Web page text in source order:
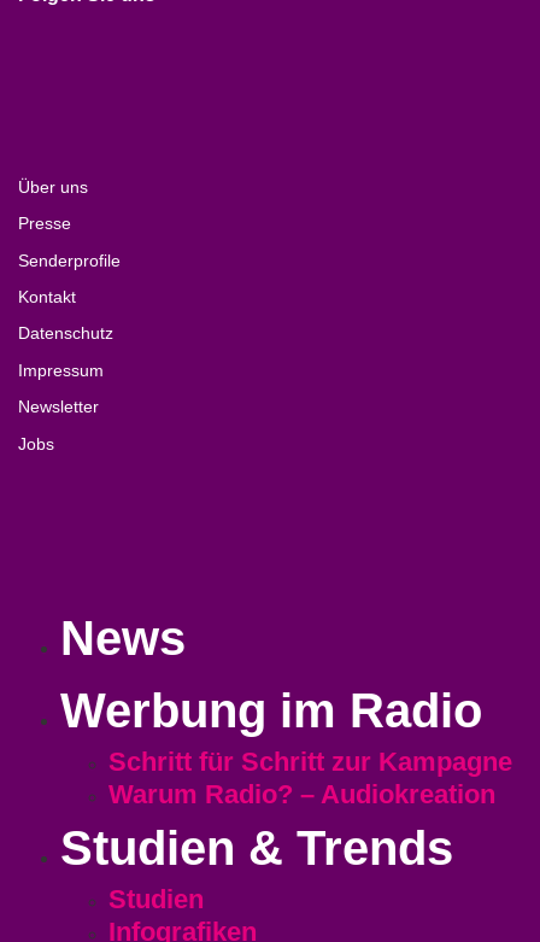
Über uns
Presse
Senderprofile
Kontakt
Datenschutz
Impressum
Newsletter
Jobs
News
Werbung im Radio
Schritt für Schritt zur Kampagne
Warum Radio? – Audiokreation
Studien & Trends
Studien
Infografiken